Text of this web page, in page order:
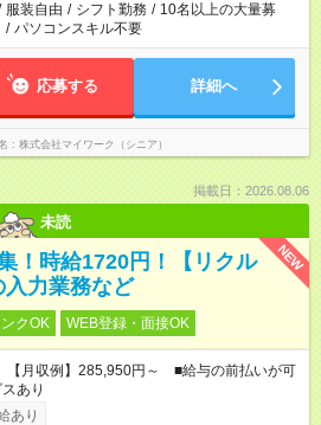
服装自由 / シフト勤務 / 10名以上の大量募
/ パソコンスキル不要
応募する 詳細へ
株式会社マイワーク（シニア）
掲載日：2026.08.06
未読
NEW
！時給1720円！【リクル
力業務など
クOK WEB登録・面接OK
月収例】285,950円～ ■給与の前払いが可
あり
あり